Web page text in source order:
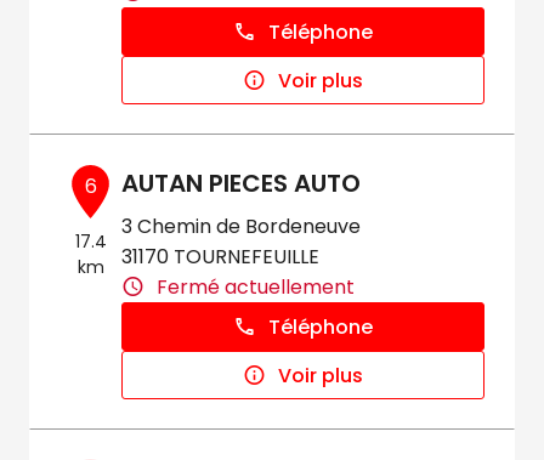
Téléphone
Voir plus
6
17.4
km
AUTAN PIECES AUTO
3 Chemin de Bordeneuve
31170 TOURNEFEUILLE
Fermé actuellement
Téléphone
Voir plus